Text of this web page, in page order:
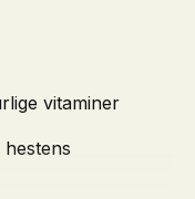
vitaminer